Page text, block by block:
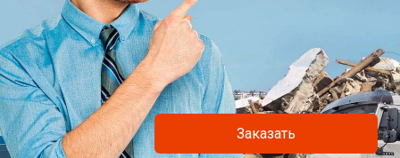
Заказать